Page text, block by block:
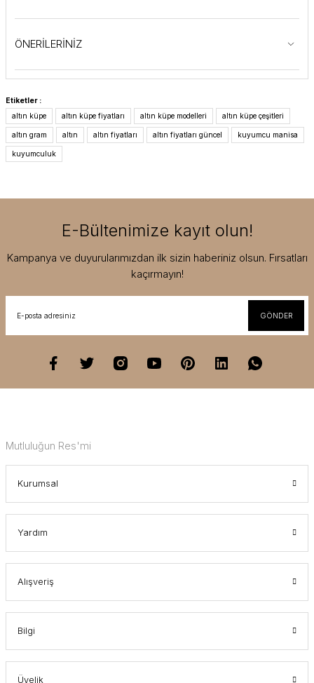
ÖNERİLERİNİZ
Etiketler :
altın küpe
altın küpe fiyatları altın küpe modelleri altın küpe çeşitleri
altın gram altın altın fiyatları altın fiyatları güncel kuyumcu manisa
kuyumculuk
E-Bültenimize kayıt olun!
Kampanya ve duyurularımızdan ilk sizin haberiniz olsun. Fırsatları
kaçırmayın!
GÖNDER
Mutluluğun Res'mi
Kurumsal
Yardım
Alışveriş
Bilgi
Üyelik